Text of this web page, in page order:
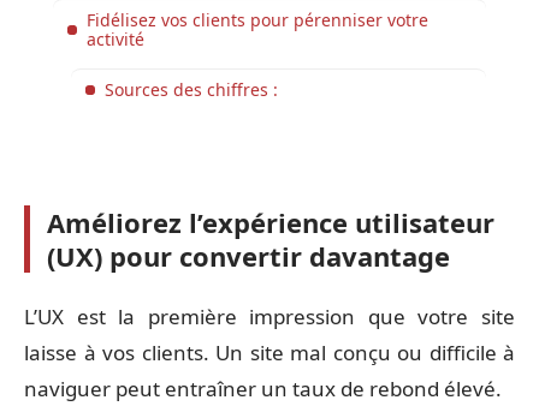
Fidélisez vos clients pour pérenniser votre
activité
Sources des chiffres :
Améliorez l’expérience utilisateur
(UX) pour convertir davantage
L’UX est la première impression que votre site
laisse à vos clients. Un site mal conçu ou difficile à
naviguer peut entraîner un taux de rebond élevé.